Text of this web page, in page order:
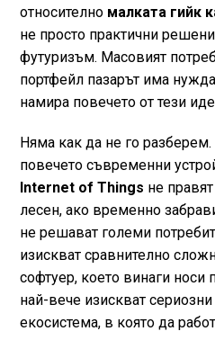
относително малката гийк
не просто практични
футуризъм. Масовият
портфейл пазарът има
намира повечето от тези
Няма как да не го
повечето съвременни
Internet of Things не
лесен, ако временно
не решават големи
изискват сравнително
софтуер, което винаги
най-вече изискват
екосистема, в която да